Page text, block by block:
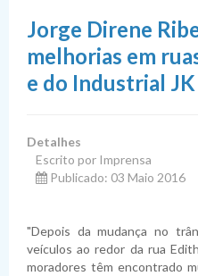
Comissões
Estrutura Organizacional
Presidentes
Ouvidoria
Atividade Legislativa
Legislação
Lei Ordinária
Lei Complementar
Propostas de Emenda à LOM
Projetos de Lei Ordinária
Projetos de Lei
Normas Orçamentárias
PPA – Plano Plurianual
LOA – Lei Orçamentária
Normas Administrativas
Resoluções
Emenda
Proposições
Transparência
Portal da Transparência da
Portal de Transparência de
Prefeitura de Varginha
Contas Públicas
Receitas
Despesas Orçamentárias
Transferências e Convênios
Transferências
Cargos e Vencimentos
Diárias de Viagem
Notícias
Transmissões
Edições Anteriores
Coleção de Livros
Jorge Direne
melhorias em
e do Industrial JK
Detalhes
Escrito por Imprensa
Publicado: 03 Maio 2016
"Depois da mudança no
veículos ao redor da rua
moradores têm encontrado